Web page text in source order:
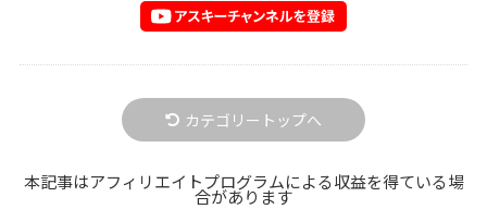
カテゴリートップへ
本記事はアフィリエイトプログラムによる収益を得ている場
合があります